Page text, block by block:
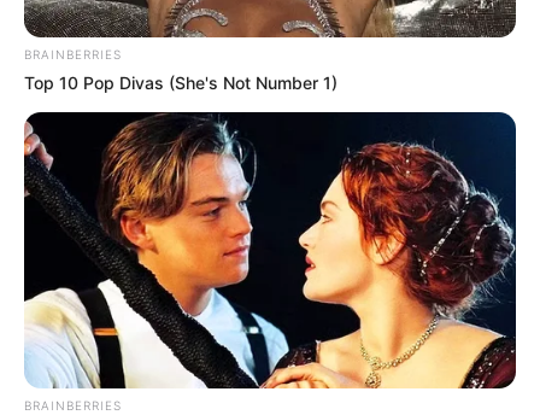
Posted
in
Friss hírek
Itt a leköszönő Orbán-kormány
leltára, üzent a távozó
miniszterelnök
Szerző • May 13, 2026
BRAINBERRIES
Top 10 Pop Divas (She's Not Number 1)
BRAINBERRIES